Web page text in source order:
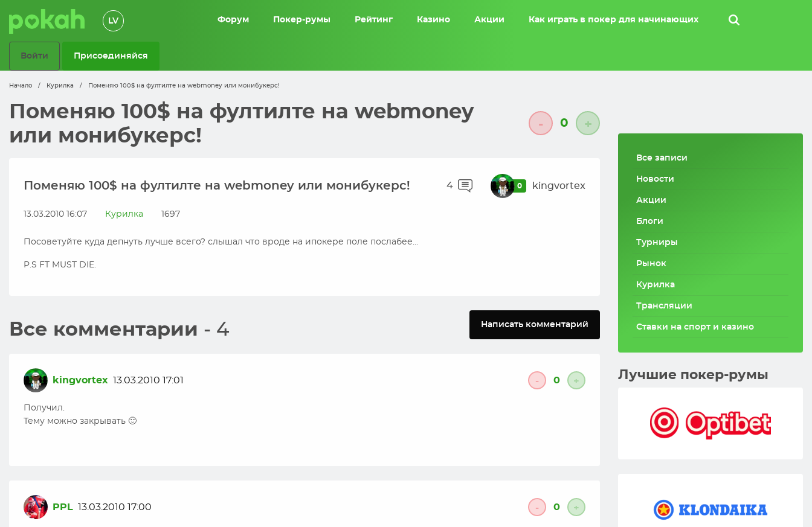
LV Форум Покер-румы Рейтинг Казино Акции Как играть в покер для начинающих
Войти Присоединяйся
Начало / Курилка / Поменяю 100$ на фултилте на webmoney или монибукерс!
Поменяю 100$ на фултилте на webmoney
или монибукерс!
- 0 +
Поменяю 100$ на фултилте на webmoney или монибукерс! 4 0 kingvortex
13.03.2010 16:07 Курилка 1697
Посоветуйте куда депнуть лучше всего? слышал что вроде на ипокере поле послабее…
P.S FT MUST DIE.
Все комментарии - 4 Написать комментарий
kingvortex 13.03.2010 17:01 - 0 +
Получил.
Тему можно закрывать 🙂
PPL 13.03.2010 17:00 - 0 +
Все записи
Новости
Акции
Блоги
Турниры
Рынок
Курилка
Трансляции
Ставки на спорт и казино
Лучшие покер-румы